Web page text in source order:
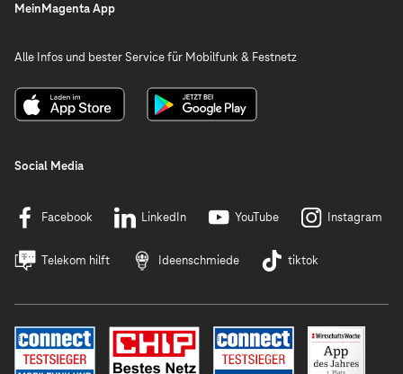
MeinMagenta App
Alle Infos und bester Service für Mobilfunk & Festnetz
Social Media
Facebook LinkedIn YouTube Instagram
Telekom hilft Ideenschmiede tiktok